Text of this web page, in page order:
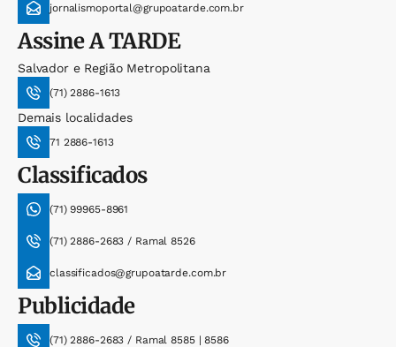
jornalismoportal@grupoatarde.com.br
AssineA TARDE
Salvador e Região Metropolitana
(71) 2886-1613
Demais localidades
71 2886-1613
Classificados
(71) 99965-8961
(71) 2886-2683 / Ramal 8526
classificados@grupoatarde.com.br
Publicidade
(71) 2886-2683 / Ramal 8585 | 8586